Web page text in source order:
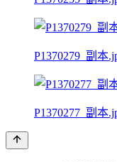
P1370279_副本
P1370277_副本